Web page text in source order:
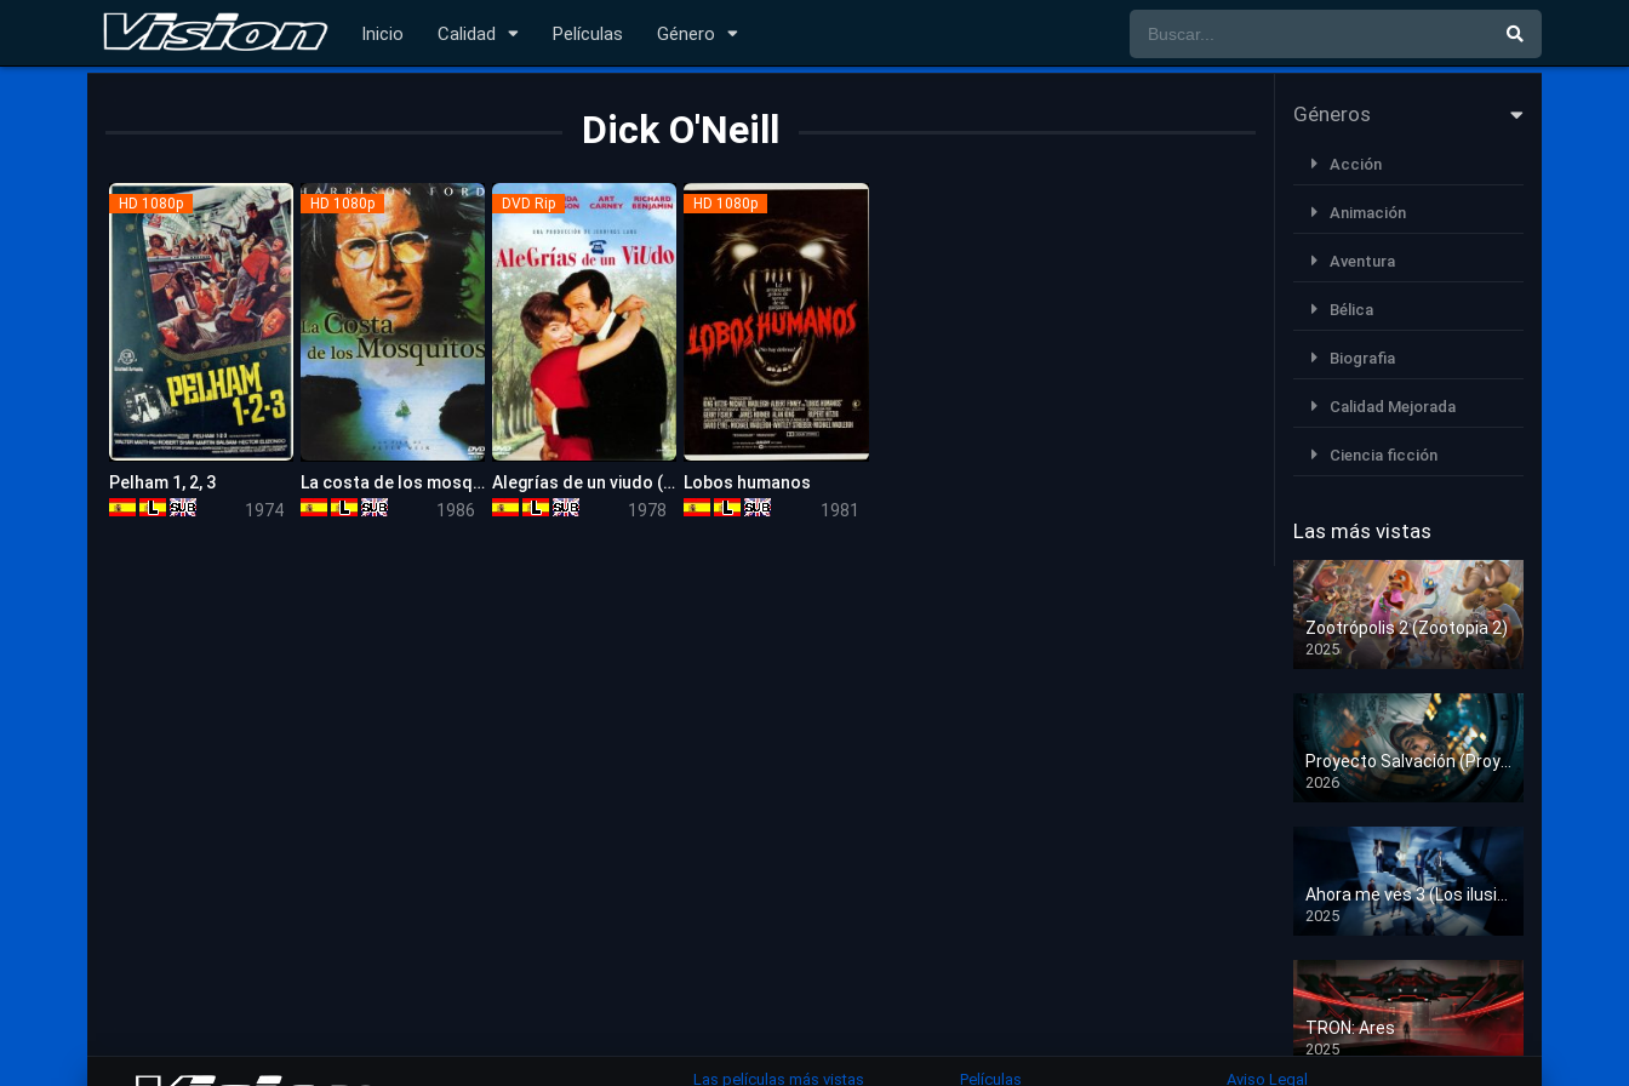
Inicio Calidad Películas Género
Dick O'Neill
HD 1080p
Pelham 1, 2, 3
1974
6.6
HD 1080p
La costa de los mosquitos
1986
6.6
DVD Rip
Alegrías de un viudo (House Calls)
1978
HD 1080p
Lobos humanos
1981
Géneros
Acción
Animación
Aventura
Bélica
Biografia
Calidad Mejorada
Ciencia ficción
Deporte
Documental
Drama
Estrénos en Cine
Familia
Familiar
Fantasía
Guerra
Historia
Misterio
Las más vistas
Zootrópolis 2 (Zootopia 2)
2025
HD 1080p
2026
HD 1080p
2025
HD 1080p
TRON: Ares
2025
HD 1080p
Las películas más vistas Películas Aviso Legal